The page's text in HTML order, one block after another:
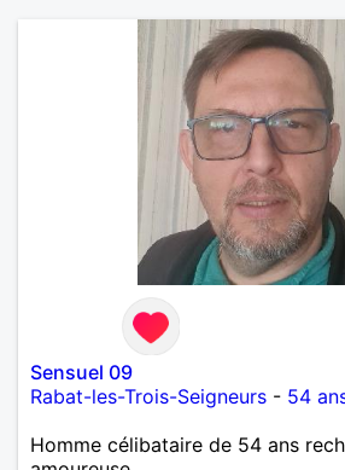
Sensuel 09
Rabat-les-Trois-Seigneurs - 54
Homme célibataire de 54 ans